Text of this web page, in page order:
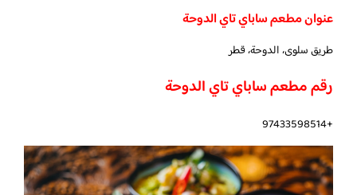
عنوان مطعم ساباي تاي الدوحة
طريق سلوى، الدوحة، قطر
رقم مطعم ساباي تاي الدوحة
+97433598514